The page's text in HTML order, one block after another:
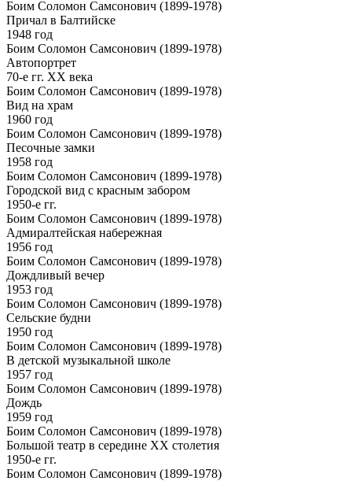
Боим Соломон Самсонович (1899-1978)
Причал в Балтийске
1948 год
Боим Соломон Самсонович (1899-1978)
Автопортрет
70-е гг. ХХ века
Боим Соломон Самсонович (1899-1978)
Вид на храм
1960 год
Боим Соломон Самсонович (1899-1978)
Песочные замки
1958 год
Боим Соломон Самсонович (1899-1978)
Городской вид с красным забором
1950-е гг.
Боим Соломон Самсонович (1899-1978)
Адмиралтейская набережная
1956 год
Боим Соломон Самсонович (1899-1978)
Дождливый вечер
1953 год
Боим Соломон Самсонович (1899-1978)
Сельские будни
1950 год
Боим Соломон Самсонович (1899-1978)
В детской музыкальной школе
1957 год
Боим Соломон Самсонович (1899-1978)
Дождь
1959 год
Боим Соломон Самсонович (1899-1978)
Большой театр в середине ХХ столетия
1950-е гг.
Боим Соломон Самсонович (1899-1978)